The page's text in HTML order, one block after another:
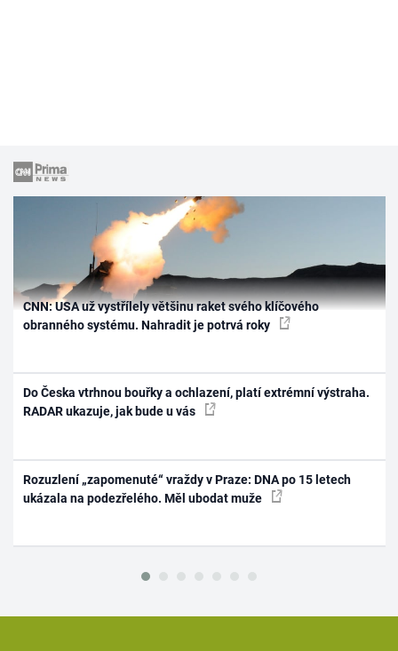
CNN: USA už vystřílely většinu raket svého klíčového
obranného systému. Nahradit je potrvá roky
Do Česka vtrhnou bouřky a ochlazení, platí extrémní výstraha.
RADAR ukazuje, jak bude u vás
Rozuzlení „zapomenuté“ vraždy v Praze: DNA po 15 letech
ukázala na podezřelého. Měl ubodat muže